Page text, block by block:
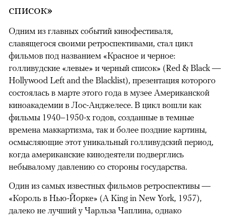
список»
Одним из главных событий кинофестиваля,
славящегося своими ретроспективами, стал цикл
фильмов под названием «Красное и черное:
голливудские «левые» и черный список» (Red & Black —
Hollywood Left and the Blacklist), презентация которого
состоялась в марте этого года в музее Американской
киноакадемии в Лос-Анджелесе. В цикл вошли как
фильмы 1940–1950-х годов, созданные в темные
времена маккартизма, так и более поздние картины,
осмысляющие этот уникальный голливудский период,
когда американские кинодеятели подверглись
небывалому давлению со стороны государства.
Один из самых известных фильмов ретроспективы —
«Король в Нью-Йорке» (A King in New York, 1957),
далеко не лучший у Чарльза Чаплина, однако